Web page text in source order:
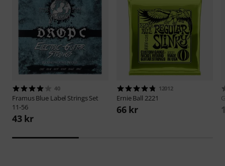
40
FramusBlue Label Strings Set
11-56
43 kr
12012
Ernie Ball 2221
66 kr